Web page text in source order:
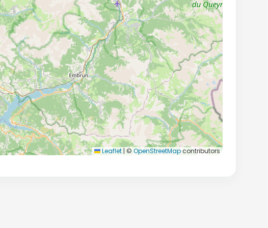
Leaflet | © OpenStreetMapcontributors